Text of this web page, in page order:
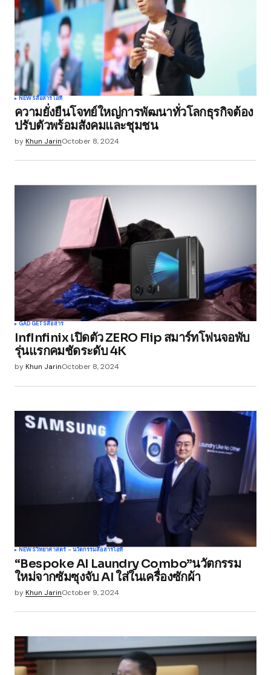
Comment*
Your Name*
Your E-mail*
browser for the next time I comment.
Submit Comment
NEWSสื่อสารไอที
ความยั่งยืนโจทย์ใหญ่การพัฒนาทั่วโลกธุรกิจต้อง
ปรับตัวพร้อมสังคมและชุมชน
byKhun JarinOctober 8, 2024
GADGETSสื่อสาร
InfInfinix เปิดตัว ZERO Flip สมาร์ทโฟนจอพับ
รุ่นแรกคมชัดระดับ 4K
byKhun JarinOctober 8, 2024
NEWSวิทยาศาสตร์ - นวัตกรรมสื่อสารไอที
“Bespoke AI Laundry Combo”นวัตกรรม
ใหม่จากซัมซุงจับ AI ใส่ในเครื่องซักผ้า
byKhun JarinOctober 9, 2024